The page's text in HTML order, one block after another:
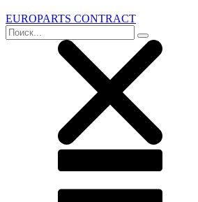
EUROPARTS CONTRACT